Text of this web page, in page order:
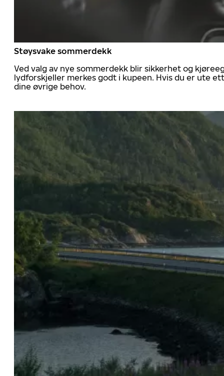
Støysvake sommerdekk
Ved valg av nye sommerdekk blir sikkerhet og
lydforskjeller merkes godt i kupeen. Hvis du er ute
dine øvrige behov.